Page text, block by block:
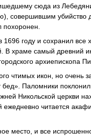
сюда из
совершившим убийство
году и сохранил все
храме самый древний
архиепископа
чтимых икон, но очень
Паломники
Никольской церкви
ежедневно читается
место, и все